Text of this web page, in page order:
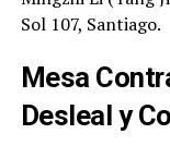
Sol 107, Santiago.
Mesa
Desleal y